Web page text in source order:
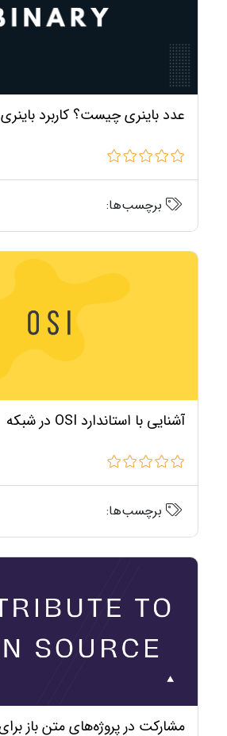
عدد باینری چیست؟ کاربرد باینری
برچسب‌ها:
آشنایی با استاندارد OSI در شبکه
برچسب‌ها:
مشارکت در پروژه‌های متن باز برای